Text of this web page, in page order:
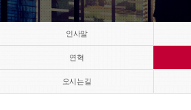
인사말
연혁
오시는길